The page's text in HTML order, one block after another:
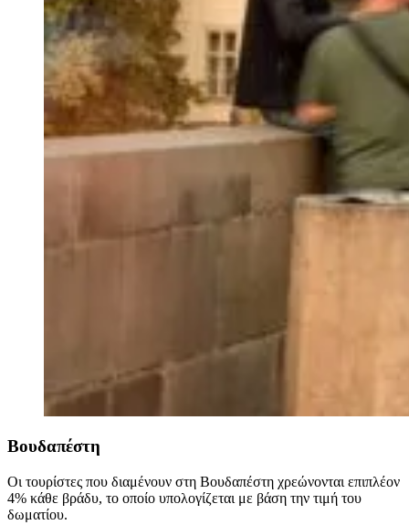
Βουδαπέστη
Οι τουρίστες που διαμένουν στη Βουδαπέστη χρεώνονται επιπλέον
4% κάθε βράδυ, το οποίο υπολογίζεται με βάση την τιμή του
δωματίου.